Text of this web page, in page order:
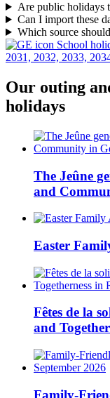
Are public holidays
Can I import these
Which source
School
2031, 2032, 2033,
Our outing
holidays
The Jeûne
and
Easter
Fêtes de la
and
Family-